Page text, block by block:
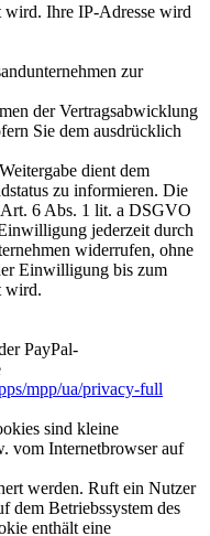
wird. Ihre IP-Adresse wird
zur
der Vertragsabwicklung
Sie dem ausdrücklich
dient dem
zu informieren. Die
6 Abs. 1 lit. a DSGVO
jederzeit durch
widerrufen, ohne
Einwilligung bis zum
wird.
PayPal-
mpp/ua/privacy-full
sind kleine
vom Internetbrowser auf
werden. Ruft ein Nutzer
dem Betriebssystem des
enthält eine